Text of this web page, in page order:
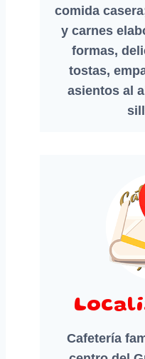
comida
y carnes
formas,
tostas,
asientos al
Cafetería